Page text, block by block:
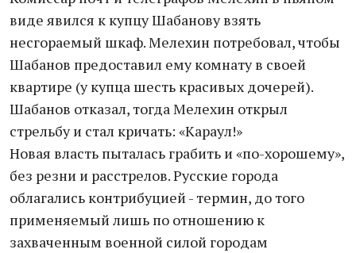
виде явился к купцу Шабанову взять
несгораемый шкаф. Мелехин потребовал, чтобы
Шабанов предоставил ему комнату в своей
квартире (у купца шесть красивых дочерей).
Шабанов отказал, тогда Мелехин открыл
стрельбу и стал кричать: «Караул!»
Новая власть пыталась грабить и «по-хорошему»,
без резни и расстрелов. Русские города
облагались контрибуцией - термин, до того
применяемый лишь по отношению к
захваченным военной силой городам